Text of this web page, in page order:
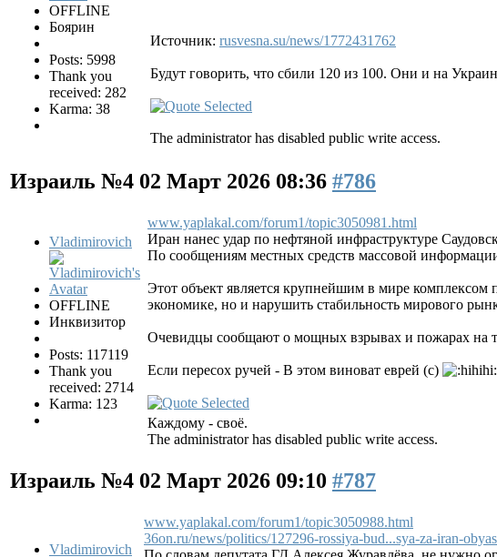
OFFLINE
Боярин
Posts: 5998
Thank you
received: 282
Karma: 38
Источник: rusvesna.su/news/1772431762
Будут говорить, что сбили 120 из 100. Они и на
The administrator has disabled public write access.
Израиль №4 02 Март 2026 08:36 #786
Vladimirovich
OFFLINE
Инквизитор
Posts: 117119
Thank you
received: 2714
Karma: 123
www.yaplakal.com/forum1/topic3050981.html
Иран нанес удар по нефтяной инфраструктуре
По сообщениям местных средств массовой
Этот объект является крупнейшим в мире комплексом
экономике, но и нарушить стабильность мирового
Очевидцы сообщают о мощных взрывах и пожарах на
Если пересох ручей - В этом виноват еврей (с)
Каждому - своё.
The administrator has disabled public write access.
Израиль №4 02 Март 2026 09:10 #787
Vladimirovich
www.yaplakal.com/forum1/topic3050988.html
36on.ru/news/politics/127296-rossiya-bud...sya-za-iran-